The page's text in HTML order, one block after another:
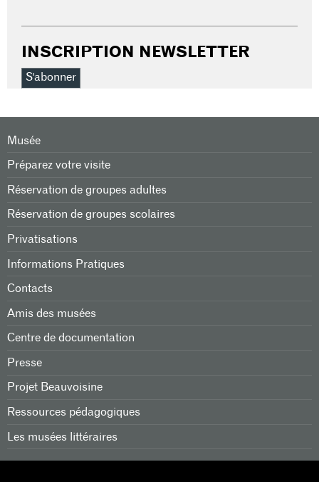
INSCRIPTION NEWSLETTER
S'abonner
Musée
Préparez votre visite
Réservation de groupes adultes
Réservation de groupes scolaires
Privatisations
Informations Pratiques
Contacts
Amis des musées
Centre de documentation
Presse
Projet Beauvoisine
Ressources pédagogiques
Les musées littéraires